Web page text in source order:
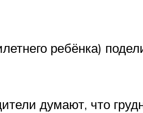
ребёнка)
думают, что